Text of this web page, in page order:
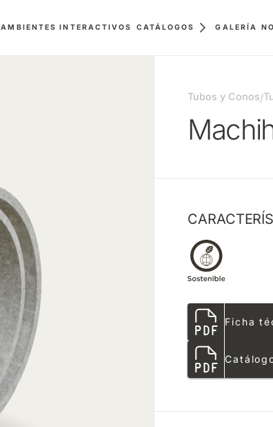
AMBIENTES INTERACTIVOS CATÁLOGOS GALERÍA
Tubos y Conos/
Ficha